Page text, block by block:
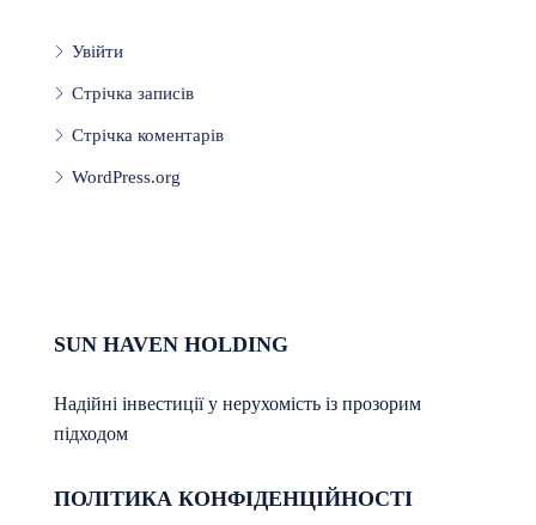
Увійти
Стрічка записів
Стрічка коментарів
WordPress.org
SUN HAVEN HOLDING
Надійні інвестиції у нерухомість із прозорим
підходом
ПОЛІТИКА КОНФІДЕНЦІЙНОСТІ